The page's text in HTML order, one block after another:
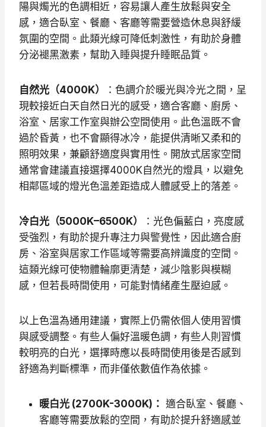
陽與燭光的色調相近，容易讓人產生放鬆與安全
感，適合臥室、餐廳、客廳等需要營造休息與舒緩
氛圍的空間。此類光線可降低刺激性，有助於身體
分泌褪黑激素，幫助入睡與提升睡眠品質。
自然光（4000K）
：色調介於暖光與冷光之間，呈
現較接近白天自然日光的感受，適合客廳、廚房、
浴室、居家工作室與辦公空間使用。此色溫既不會
過於昏黃，也不會顯得冰冷，能提供清晰又柔和的
照明效果，兼顧舒適度與實用性。開放式居家空間
通常會建議直接選擇4000K自然光的燈具，以避免
相鄰區域的燈光色溫差距造成人體感受上的落差。
冷白光（5000K–6500K）
：光色偏藍白，亮度感
受強烈，有助於提升專注力與警覺性，因此適合廚
房、浴室與居家工作區域等需要高辨識度的空間。
這類光線可使物體輪廓更清楚，減少陰影與模糊
感，但若長時間使用，可能對情緒產生壓迫感。
以上色溫為通用建議，實際上仍需依個人使用習慣
與感受調整。有些人偏好溫暖色調，有些人則習慣
較明亮的白光，選擇時應以長時間使用後是否感到
舒適為判斷標準，而非僅依數值作為依據。
暖白光 (2700K-3000K)： 適合臥室、餐廳、
客廳等需要放鬆的空間，有助於提升舒適感並